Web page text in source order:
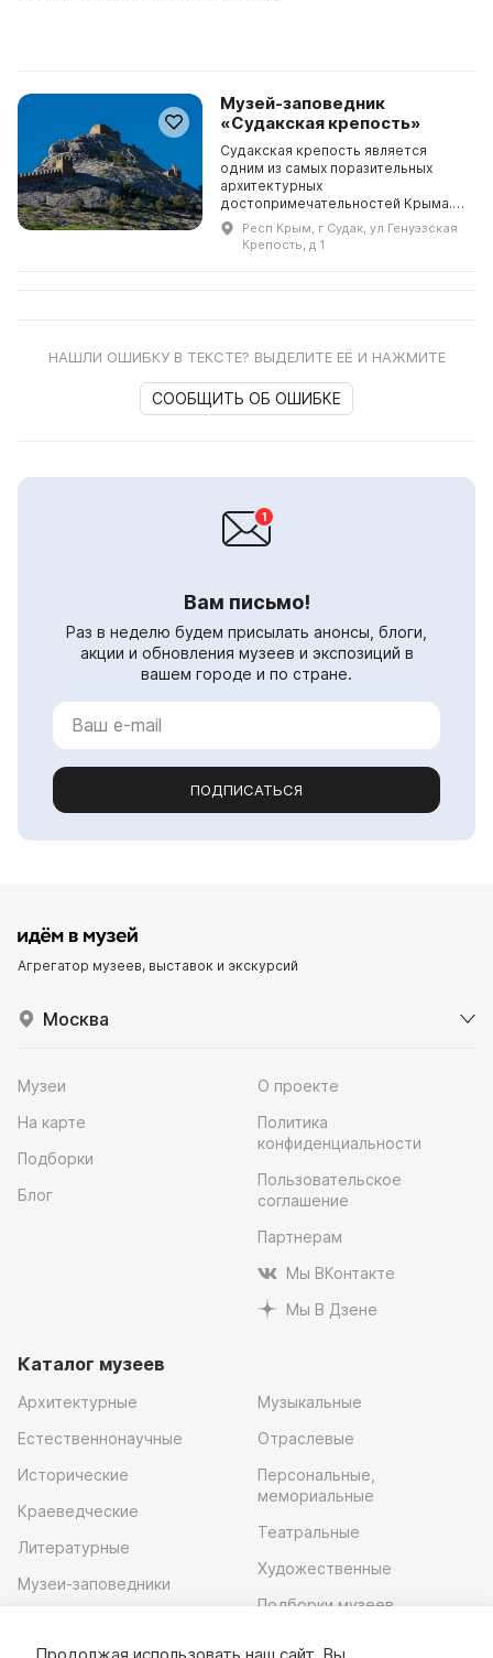
Музей-заповедник
«Судакская крепость»
Судакская крепость является
одним из самых поразительных
архитектурных
достопримечательностей Крыма.
Она представляет историческую
целостность и уникальность,
поскольку отсутствуют
Респ Крым, г Судак, ул Генуэзская
Крепость, д 1
НАШЛИ ОШИБКУ В ТЕКСТЕ? ВЫДЕЛИТЕ ЕЁ И НАЖМИТЕ
СООБЩИТЬ ОБ ОШИБКЕ
Вам письмо!
Раз в неделю будем присылать анонсы, блоги,
акции и обновления музеев и экспозиций в
вашем городе и по стране.
ПОДПИСАТЬСЯ
Агрегатор музеев, выставок и экскурсий
Москва
Музеи
На карте
Подборки
Блог
О проекте
Политика
конфиденциальности
Пользовательское
соглашение
Партнерам
Мы ВКонтакте
Мы В Дзене
Каталог музеев
Архитектурные
Естественнонаучные
Исторические
Краеведческие
Литературные
Музеи-заповедники
Музыкальные
Отраслевые
Персональные,
мемориальные
Театральные
Художественные
Подборки музеев